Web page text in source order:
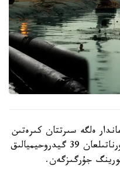
ەلگە سىرتتان كىرەتىن
31 ترانسشەكارالىق وزەننىڭ بويىنا ورناتىلعان 39 گيدروحيميالىق
جۇرگىزگەن.